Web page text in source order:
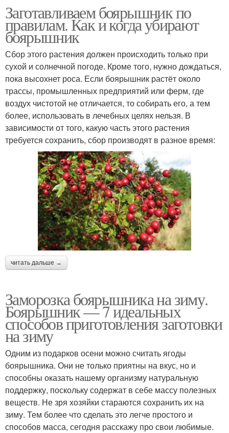
Заготавливаем боярышник по
правилам. Как и когда убирают
боярышник
Сбор этого растения должен происходить только при
сухой и солнечной погоде. Кроме того, нужно дождаться,
пока высохнет роса. Если боярышник растёт около
трассы, промышленных предприятий или ферм, где
воздух чистотой не отличается, то собирать его, а тем
более, использовать в лечебных целях нельзя. В
зависимости от того, какую часть этого растения
требуется сохранить, сбор производят в разное время:
читать дальше →
Заморозка боярышника на зиму.
Боярышник — 7 идеальных
способов приготовления заготовки
на зиму
Одним из подарков осени можно считать ягоды
боярышника. Они не только приятны на вкус, но и
способны оказать нашему организму натуральную
поддержку, поскольку содержат в себе массу полезных
веществ. Не зря хозяйки стараются сохранить их на
зиму. Тем более что сделать это легче простого и
способов масса, сегодня расскажу про свои любимые.